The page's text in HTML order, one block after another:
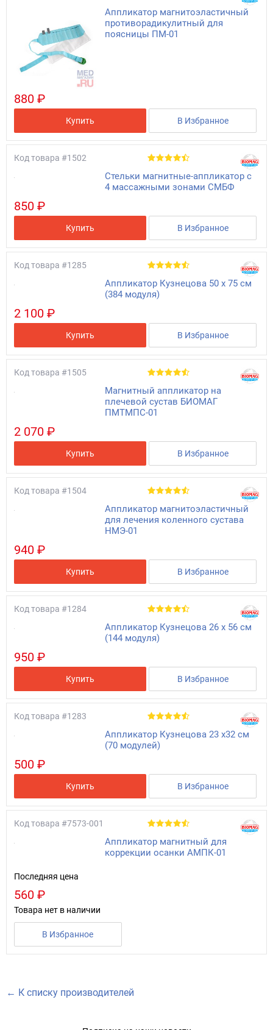
Аппликатор магнитоэластичный
противорадикулитный для
поясницы ПМ-01
880 ₽
Купить В Избранное
Код товара #1502
Стельки магнитные-аппликатор с
4 массажными зонами СМБФ
850 ₽
Купить В Избранное
Код товара #1285
Аппликатор Кузнецова 50 x 75 см
(384 модуля)
2 100 ₽
Купить В Избранное
Код товара #1505
Магнитный аппликатор на
плечевой сустав БИОМАГ
ПМТМПС-01
2 070 ₽
Купить В Избранное
Код товара #1504
Аппликатор магнитоэластичный
для лечения коленного сустава
НМЭ-01
940 ₽
Купить В Избранное
Код товара #1284
Аппликатор Кузнецова 26 x 56 см
(144 модуля)
950 ₽
Купить В Избранное
Код товара #1283
Аппликатор Кузнецова 23 x32 см
(70 модулей)
500 ₽
Купить В Избранное
Код товара #7573-001
Аппликатор магнитный для
коррекции осанки АМПК-01
Последняя цена
560 ₽
Товара нет в наличии
В Избранное
← К списку производителей